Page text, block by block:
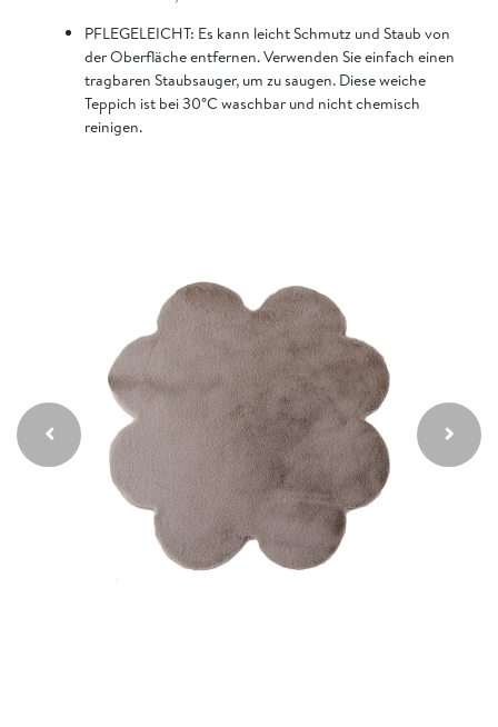
PFLEGELEICHT: Es kann leicht Schmutz und Staub von
der Oberfläche entfernen. Verwenden Sie einfach einen
tragbaren Staubsauger, um zu saugen. Diese weiche
Teppich ist bei 30°C waschbar und nicht chemisch
reinigen.